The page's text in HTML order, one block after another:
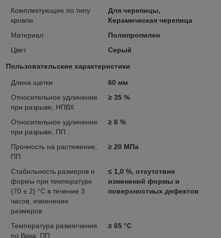
Комплектующие по типу
кровли
Для черепицы,
Керамическая черепица
Материал
Полипропилен
Цвет
Серый
Пользовательские характеристики
Длина щетки
60 мм
Относительное удлинение
при разрыве, НПВХ
≥ 35 %
Относительное удлинение
при разрыве, ПП
≥ 6 %
Прочность на растяжение,
ПП
≥ 20 МПа
Стабильность размеров и
формы при температуре
(70 ± 2) °C в течение 3
часов, изменение
размеров
≤ 1,0 %, отсутствие
изменений формы и
поверхностных дефектов
Температура размягчения
по Вика, ПП
≥ 65 °C